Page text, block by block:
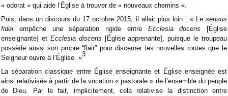
« odorat » qui aide l’Église à trouver de « nouveaux chemins ».
Puis, dans un discours du 17 octobre 2015, il allait plus loin : « Le sensus
fidei empêche une séparation rigide entre Ecclesia docens [Église
enseignante] et Ecclesia discens [Église apprenante], puisque le troupeau
possède aussi son propre “flair” pour discerner les nouvelles routes que le
Seigneur ouvre à l’Église. »3
La séparation classique entre Église enseignante et Église enseignée est
ainsi relativisée à partir de la vocation « pastorale » de l’ensemble du peuple
de Dieu. Par le fait, implicitement, cela relativise la distinction entre